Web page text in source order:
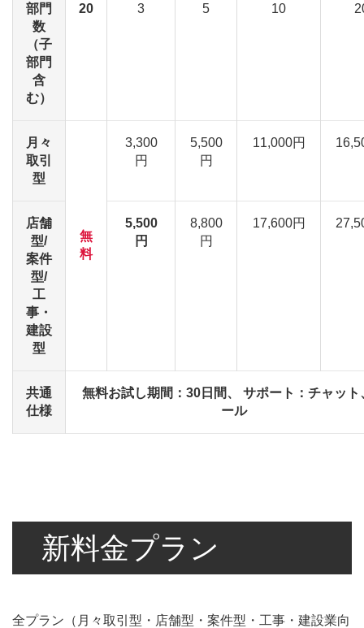
部門
数
（子
部門
含
む）
20 3 5 10
月々
取引
型
無
料
3,300
円
5,500
円
11,000円
店舗
型/
案件
型/
工
事・
建設
型
5,500
円
8,800
円
17,600円
共通
仕様
無料お試し期間：30日間、 サポート：チャット
ール
新料金プラン
全プラン（月々取引型・店舗型・案件型・工事・建設業向